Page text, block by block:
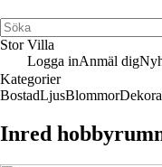
Stor Villa
Logga inAnmäl dig
Kategorier
BostadLjusBlommor
Inred